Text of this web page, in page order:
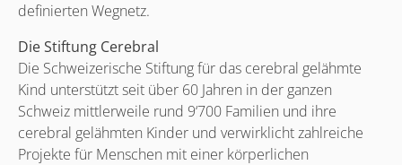
definierten Wegnetz.
Die Stiftung Cerebral
Die Schweizerische Stiftung für das cerebral gelähmte
Kind unterstützt seit über 60 Jahren in der ganzen
Schweiz mittlerweile rund 9‘700 Familien und ihre
cerebral gelähmten Kinder und verwirklicht zahlreiche
Projekte für Menschen mit einer körperlichen